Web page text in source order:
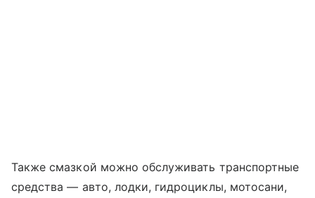
Также смазкой можно обслуживать транспортные
средства — авто, лодки, гидроциклы, мотосани,